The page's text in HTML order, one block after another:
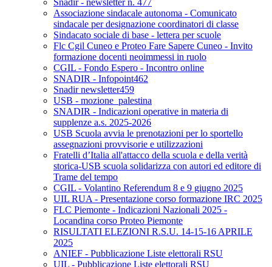
Snadir - newsletter n. 477
Associazione sindacale autonoma - Comunicato
sindacale per designazione coordinatori di classe
Sindacato sociale di base - lettera per scuole
Flc Cgil Cuneo e Proteo Fare Sapere Cuneo - Invito
formazione docenti neoimmessi in ruolo
CGIL - Fondo Espero - Incontro online
SNADIR - Infopoint462
Snadir newsletter459
USB - mozione_palestina
SNADIR - Indicazioni operative in materia di
supplenze a.s. 2025-2026
USB Scuola avvia le prenotazioni per lo sportello
assegnazioni provvisorie e utilizzazioni
Fratelli d’Italia all'attacco della scuola e della verità
storica-USB scuola solidarizza con autori ed editore di
Trame del tempo
CGIL - Volantino Referendum 8 e 9 giugno 2025
UIL RUA - Presentazione corso formazione IRC 2025
FLC Piemonte - Indicazioni Nazionali 2025 -
Locandina corso Proteo Piemonte
RISULTATI ELEZIONI R.S.U. 14-15-16 APRILE
2025
ANIEF - Pubblicazione Liste elettorali RSU
UIL - Pubblicazione Liste elettorali RSU